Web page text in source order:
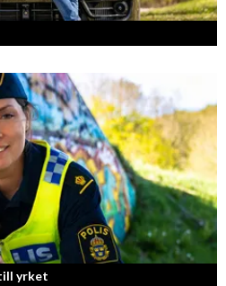
mest framgångsrika
yrket